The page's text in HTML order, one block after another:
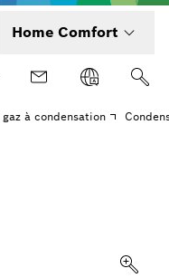
Home Comfort
à condensation